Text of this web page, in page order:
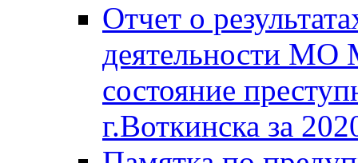
Отчет о
деятельности МО
состояние
г.Воткинска за